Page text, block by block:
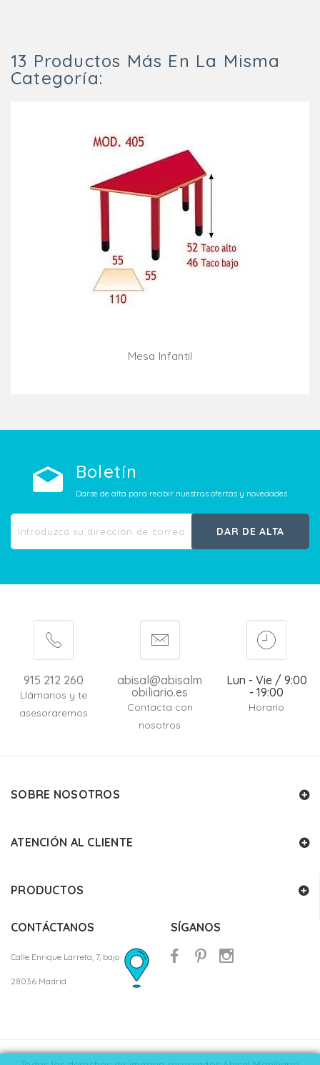
13 Productos Más En La Misma
Categoría:
Mesa Infantil
Boletín
Darse de alta para recibir nuestras ofertas y novedades
DAR DE ALTA
915 212 260
Llámanos y te
asesoraremos
abisal@abisalm
obiliario.es
Contacta con
nosotros
Lun - Vie / 9:00
- 19:00
Horario
SOBRE NOSOTROS
ATENCIÓN AL CLIENTE
PRODUCTOS
CONTÁCTANOS
Calle Enrique Larreta, 7, bajo
28036 Madrid
SÍGANOS